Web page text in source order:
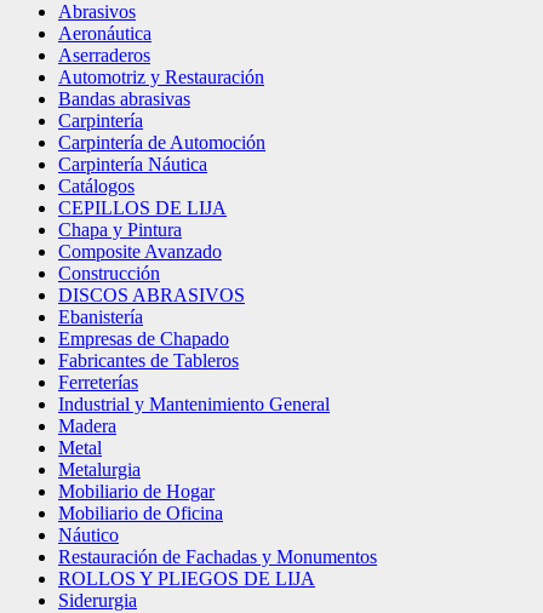
Abrasivos
Aeronáutica
Aserraderos
Automotriz y Restauración
Bandas abrasivas
Carpintería
Carpintería de Automoción
Carpintería Náutica
Catálogos
CEPILLOS DE LIJA
Chapa y Pintura
Composite Avanzado
Construcción
DISCOS ABRASIVOS
Ebanistería
Empresas de Chapado
Fabricantes de Tableros
Ferreterías
Industrial y Mantenimiento General
Madera
Metal
Metalurgia
Mobiliario de Hogar
Mobiliario de Oficina
Náutico
Restauración de Fachadas y Monumentos
ROLLOS Y PLIEGOS DE LIJA
Siderurgia